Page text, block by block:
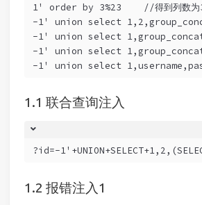
1' order by 3%23    //得到列数为
-1' union select
-1' union select
-1' union select
-1' union select
联合查询注入
?id=-
报错注入1